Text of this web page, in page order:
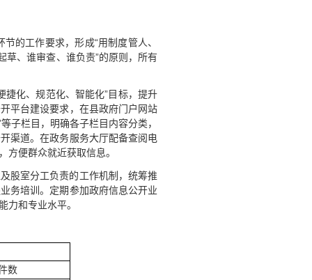
的工作要求，形成“用制度管人、
草、谁审查、谁负责”的原则，所有
捷化、规范化、智能化”目标，提升
平台建设要求，在县政府门户网站
子栏目，明确各子栏目内容分类，
渠道。在政务服务大厅配备查阅电
便群众就近获取信息。
股室分工负责的工作机制，统筹推
务培训。定期参加政府信息公开业
力和专业水平。
数